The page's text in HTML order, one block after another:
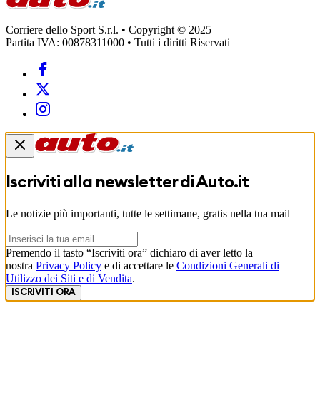
Corriere dello Sport S.r.l. • Copyright © 2025
Partita IVA: 00878311000 • Tutti i diritti Riservati
Iscriviti alla newsletter diAuto.it
Le notizie più importanti, tutte le settimane, gratis nella tua mail
Premendo il tasto “Iscriviti ora” dichiaro di aver letto la
nostra Privacy Policy e di accettare le Condizioni Generali di
Utilizzo dei Siti e di Vendita.
ISCRIVITI ORA